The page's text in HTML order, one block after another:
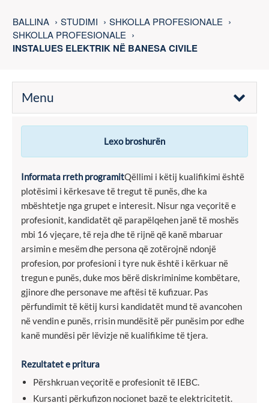
BALLINA STUDIMI
SHKOLLA PROFESIONALE
SHKOLLA PROFESIONALE
INSTALUES ELEKTRIK NË BANESA CIVILE
Menu
Lexo broshurën
Informata rreth programitQëllimi i këtij kualifikimi është
plotësimi i kërkesave të tregut të punës, dhe ka
mbështetje nga grupet e interesit. Nisur nga veçoritë e
profesionit, kandidatët që parapëlqehen janë të moshës
mbi 16 vjeçare, të reja dhe të rijnë që kanë mbaruar
arsimin e mesëm dhe persona që zotërojnë ndonjë
profesion, por profesioni i tyre nuk është i kërkuar në
tregun e punës, duke mos bërë diskriminime kombëtare,
gjinore dhe personave me aftësi të kufizuar. Pas
përfundimit të këtij kursi kandidatët mund të avancohen
në vendin e punës, rrisin mundësitë për punësim por edhe
kanë mundësi për lëvizje në kualifikime të tjera.
Rezultatet e pritura
Përshkruan veçoritë e profesionit të IEBC.
Kursanti përkufizon nocionet bazë te elektricitetit.